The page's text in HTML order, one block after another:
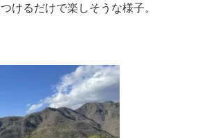
けるだけで楽しそうな様子。